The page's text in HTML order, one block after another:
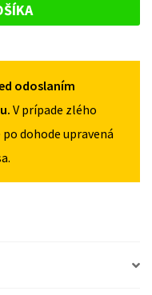
odoslaním
V prípade zlého
dohode upravená